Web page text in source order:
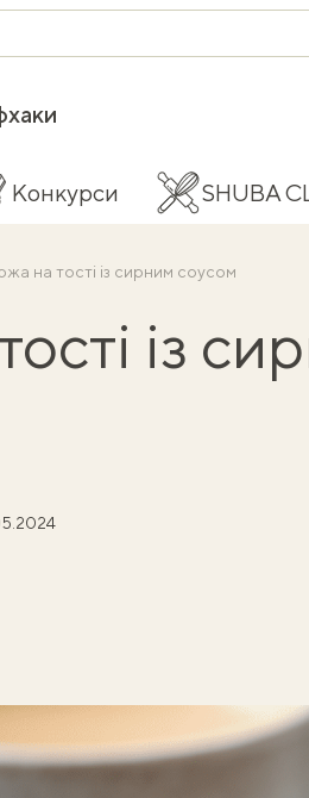
Конкурси SHUBA
на тості із сирним соусом
із